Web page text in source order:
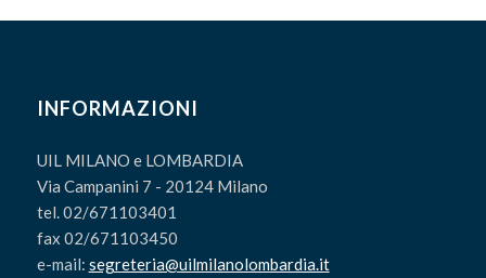
INFORMAZIONI
UIL MILANO e LOMBARDIA
Via Campanini 7 - 20124 Milano
tel. 02/671103401
fax 02/671103450
e-mail: segreteria@uilmilanolombardia.it